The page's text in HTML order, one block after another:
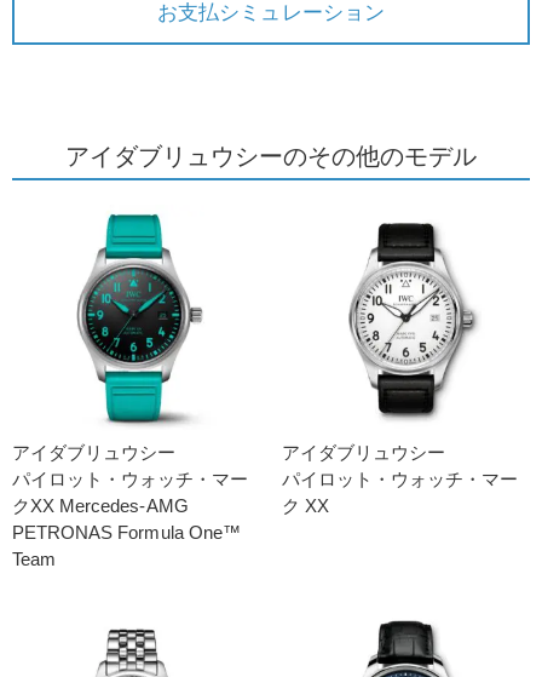
お支払シミュレーション
アイダブリュウシーのその他のモデル
アイダブリュウシー
パイロット・ウォッチ・マー
クXX Mercedes-AMG
PETRONAS Formula One™
Team
アイダブリュウシー
パイロット・ウォッチ・マー
ク XX